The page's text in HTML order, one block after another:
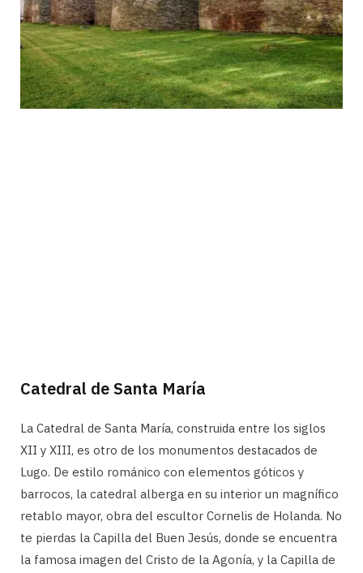
Catedral de Santa María
La Catedral de Santa María, construida entre los siglos
XII y XIII, es otro de los monumentos destacados de
Lugo. De estilo románico con elementos góticos y
barrocos, la catedral alberga en su interior un magnífico
retablo mayor, obra del escultor Cornelis de Holanda. No
te pierdas la Capilla del Buen Jesús, donde se encuentra
la famosa imagen del Cristo de la Agonía, y la Capilla de